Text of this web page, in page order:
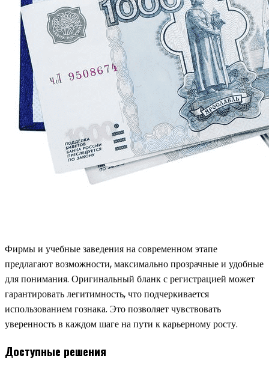
Фирмы и учебные заведения на современном этапе
предлагают возможности, максимально прозрачные и удобные
для понимания. Оригинальный бланк с регистрацией может
гарантировать легитимность, что подчеркивается
использованием гознака. Это позволяет чувствовать
уверенность в каждом шаге на пути к карьерному росту.
Доступные решения